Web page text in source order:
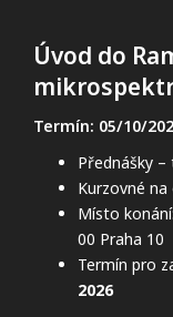
Úvod do
Termín: 05/10/
Přednášky
Kurzovné na
Místo
00 Praha 10
Termín pro
2026